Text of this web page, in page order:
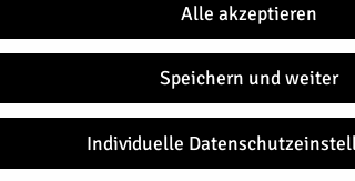
Alle akzeptieren
Speichern und weiter
Individuelle